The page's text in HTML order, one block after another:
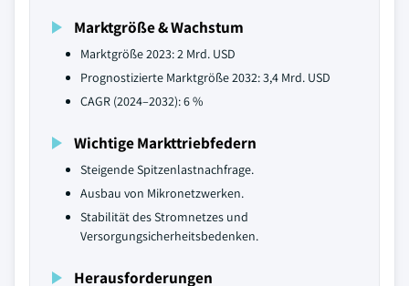
Marktgröße & Wachstum
Marktgröße 2023: 2 Mrd. USD
Prognostizierte Marktgröße 2032: 3,4 Mrd. USD
CAGR (2024–2032): 6 %
Wichtige Markttriebfedern
Steigende Spitzenlastnachfrage.
Ausbau von Mikronetzwerken.
Stabilität des Stromnetzes und
Versorgungsicherheitsbedenken.
Herausforderungen